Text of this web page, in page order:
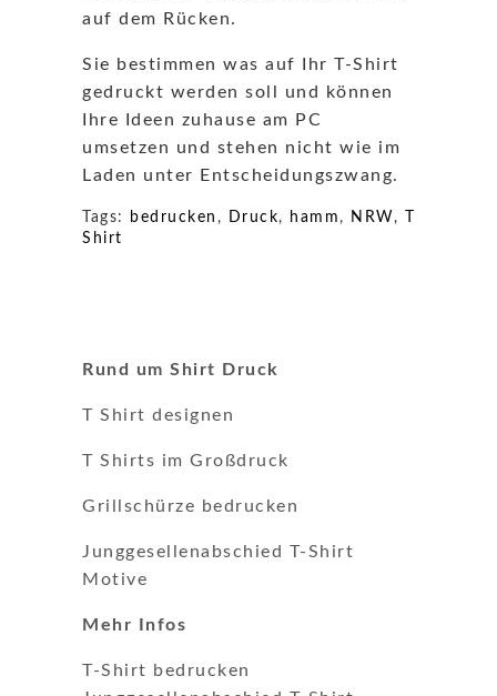
auf dem Rücken.
Sie bestimmen was auf Ihr T-Shirt
gedruckt werden soll und können
Ihre Ideen zuhause am PC
umsetzen und stehen nicht wie im
Laden unter Entscheidungszwang.
Tags: bedrucken , Druck, hamm , NRW ,
Shirt
Rund um Shirt Druck
T Shirt designen
T Shirts im Großdruck
Grillschürze bedrucken
Junggesellenabschied T-Shirt
Motive
Mehr Infos
T-Shirt bedrucken